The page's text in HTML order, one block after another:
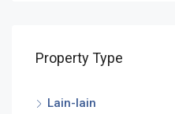
Property Type
Lain-lain